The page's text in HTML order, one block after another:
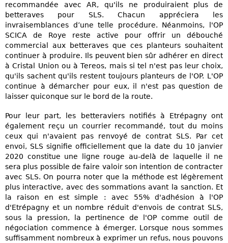
recommandée avec AR, qu'ils ne produiraient plus de
betteraves pour SLS. Chacun appréciera les
invraisemblances d’une telle procédure. Néanmoins, l'OP
SCICA de Roye reste active pour offrir un débouché
commercial aux betteraves que ces planteurs souhaitent
continuer à produire. Ils peuvent bien sûr adhérer en direct
à Cristal Union ou à Tereos, mais si tel n'est pas leur choix,
qu'ils sachent qu'ils restent toujours planteurs de l'OP. L'OP
continue à démarcher pour eux, il n'est pas question de
laisser quiconque sur le bord de la route.
Pour leur part, les betteraviers notifiés à Etrépagny ont
également reçu un courrier recommandé, tout du moins
ceux qui n'avaient pas renvoyé de contrat SLS. Par cet
envoi, SLS signifie officiellement que la date du 10 janvier
2020 constitue une ligne rouge au-delà de laquelle il ne
sera plus possible de faire valoir son intention de contracter
avec SLS. On pourra noter que la méthode est légèrement
plus interactive, avec des sommations avant la sanction. Et
la raison en est simple : avec 55% d'adhésion à l'OP
d'Etrépagny et un nombre réduit d'envois de contrat SLS,
sous la pression, la pertinence de l'OP comme outil de
négociation commence à émerger. Lorsque nous sommes
suffisamment nombreux à exprimer un refus, nous pouvons